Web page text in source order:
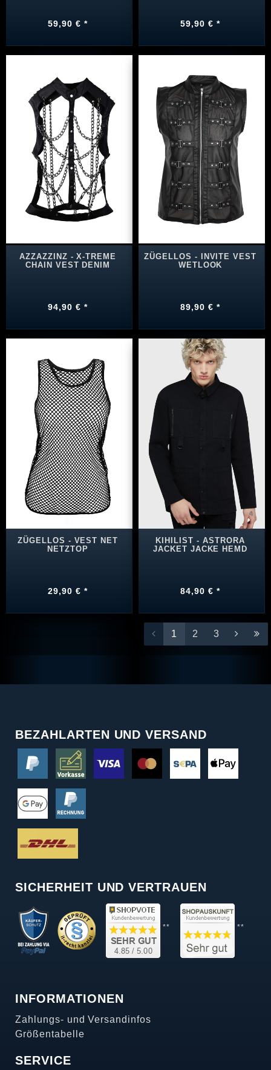
59,90 € * 59,90 € *
AZZAZZINZ - X-TREME
CHAIN VEST DENIM
94,90 € *
ZÜGELLOS - INVITE VEST
WETLOOK
89,90 € *
ZÜGELLOS - VEST NET
NETZTOP
29,90 € *
KIHILIST - ASTRORA
JACKET JACKE HEMD
84,90 € *
1 2 3
BEZAHLARTEN UND VERSAND
SICHERHEIT UND VERTRAUEN
** **
INFORMATIONEN
Zahlungs- und Versandinfos
Größentabelle
SERVICE